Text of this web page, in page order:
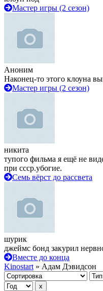
Мастер игры (2 сезон)
Аноним
Наконец-то этого клоуна
Мастер игры (2 сезон)
никита
тупого фильма я ещё не
при ссср.убогие.
Семь вёрст до рассвета
шурик
джеймс бонд закурил
Вместе до конца
Kinostart » Адам Дэвидсон